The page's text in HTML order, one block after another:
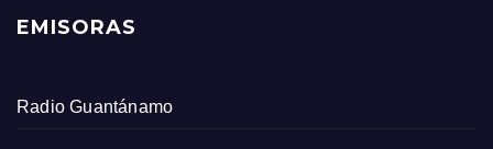
EMISORAS
Radio Guantánamo